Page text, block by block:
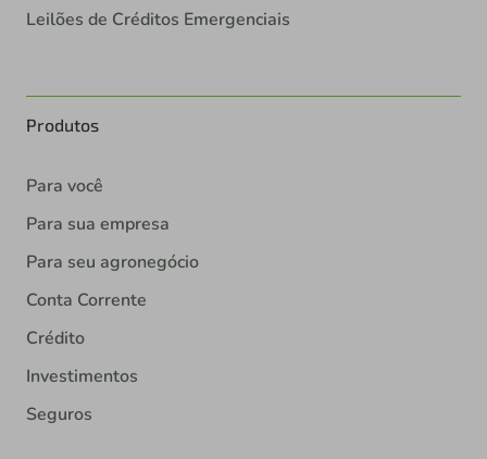
Leilões de Créditos Emergenciais
Produtos
Para você
Para sua empresa
Para seu agronegócio
Conta Corrente
Crédito
Investimentos
Seguros